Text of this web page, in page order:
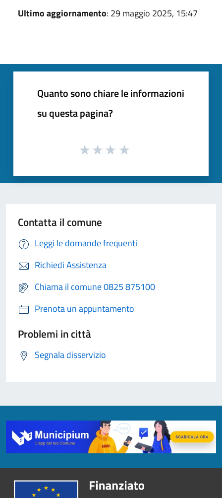
Ultimo aggiornamento: 29 maggio 2025, 15:47
Quanto sono chiare le informazioni
su questa pagina?
Contatta il comune
Leggi le domande frequenti
Richiedi Assistenza
Chiama il comune 0825 875100
Prenota un appuntamento
Problemi in città
Segnala disservizio